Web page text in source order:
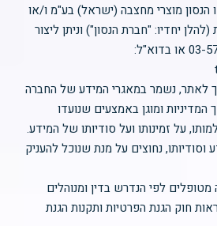
הנסון מוצרי מחצבה (ישראל) בע"מ ו/או
יחדיו: "חברת הנסון") וניתן ליצור
עימה קשר בטל': 03-5764242 או בדוא"ל:
לאתר, נשמר במאגרי המידע של החברה
ומוגן באמצעים שנועדו
על זמינותו ועל סודיותו של המידע.
וסודיותו, נחוצים על מנת שנוכל להעניק
לפי הנדרש בדין ומנוהלים
חוק הגנת הפרטיות ותקנות הגנת